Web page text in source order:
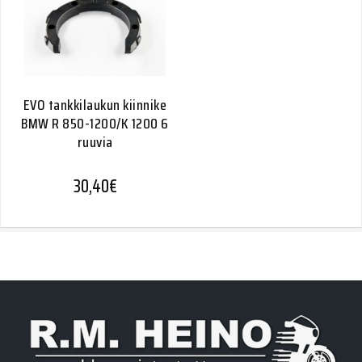
EVO tankkilaukun kiinnike
BMW R 850-1200/K 1200 6
ruuvia
30,40€